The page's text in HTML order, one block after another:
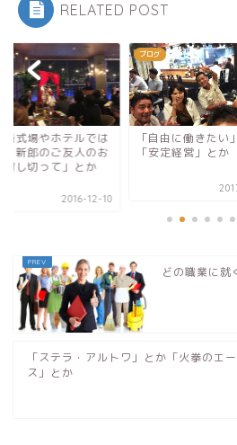
RELATED POST
婚式場やホテルでは
、新郎のご友人のお
貸し切って」とか
2016-12-10
ブログ
「自由に働きたい
「安定経営」とか
どの職業に就
「ステラ・アルトワ」とか「火拳のエー
ス」とか